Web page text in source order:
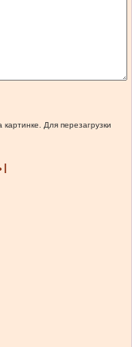
Для перезагрузки